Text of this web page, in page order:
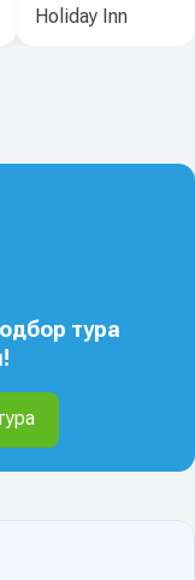
Holiday Inn
тура